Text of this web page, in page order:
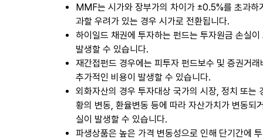
MMF는 시가와 장부가의 차이가 ±0.5%를 초과하
과할 우려가 있는 경우 시가로 전환됩니다.
하이일드 채권에 투자하는 펀드는 투자원금 손실이
발생할 수 있습니다.
재간접펀드 경우에는 피투자 펀드보수 및 증권거래
추가적인 비용이 발생할 수 있습니다.
외화자산의 경우 투자대상 국가의 시장, 정치 또는
황의 변동, 환율변동 등에 따라 자산가치가 변동되
실이 발생할 수 있습니다.
파생상품은 높은 가격 변동성으로 인해 단기간에